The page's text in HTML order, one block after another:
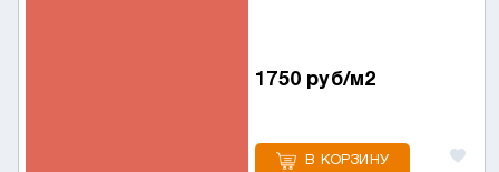
1750 руб/м2
В КОРЗИНУ